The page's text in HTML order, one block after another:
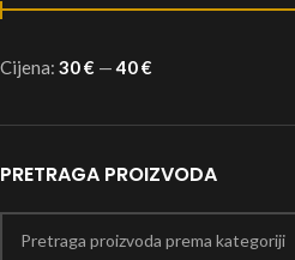
Cijena: 30 € —40 €
PRETRAGA PROIZVODA